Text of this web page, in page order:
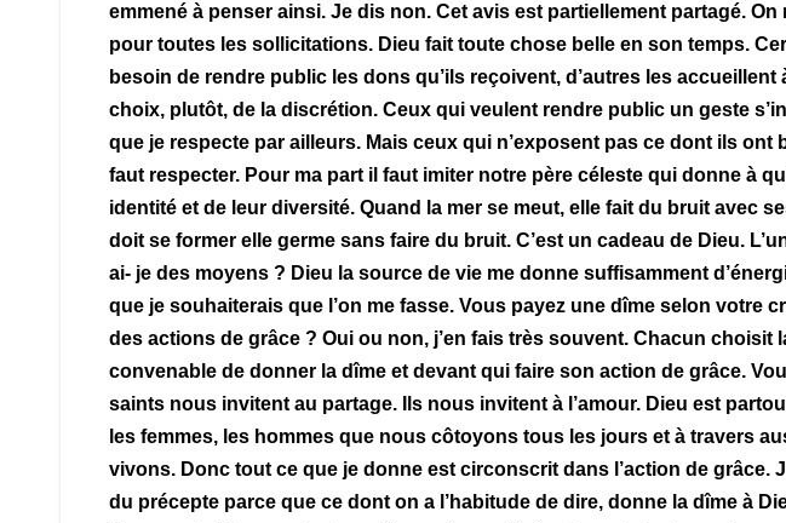
emmené à penser ainsi. Je dis non. Cet avis est partiellement partagé. On
pour toutes les sollicitations. Dieu fait toute chose belle en son temps.
besoin de rendre public les dons qu’ils reçoivent, d’autres les accueillent
choix, plutôt, de la discrétion. Ceux qui veulent rendre public un geste
que je respecte par ailleurs. Mais ceux qui n’exposent pas ce dont ils ont
faut respecter. Pour ma part il faut imiter notre père céleste qui donne à
identité et de leur diversité. Quand la mer se meut, elle fait du bruit avec
doit se former elle germe sans faire du bruit. C’est un cadeau de Dieu.
ai- je des moyens ? Dieu la source de vie me donne suffisamment
que je souhaiterais que l’on me fasse. Vous payez une dîme selon votre
des actions de grâce ? Oui ou non, j’en fais très souvent. Chacun choisit
convenable de donner la dîme et devant qui faire son action de grâce.
saints nous invitent au partage. Ils nous invitent à l’amour. Dieu est
les femmes, les hommes que nous côtoyons tous les jours et à travers
vivons. Donc tout ce que je donne est circonscrit dans l’action de grâce.
du précepte parce que ce dont on a l’habitude de dire, donne la dîme à